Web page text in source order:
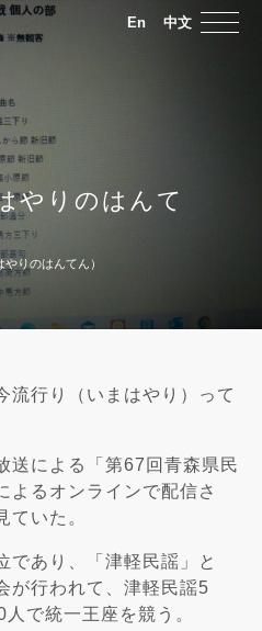
En 中文
やりのはんて
りのはんてん）
流行り（いまはやり）って
送による「第67回青森県民
よるオンラインで配信さ
ていた。
であり、「津軽民謡」と
が行われて、津軽民謡5
で統一王座を競う。